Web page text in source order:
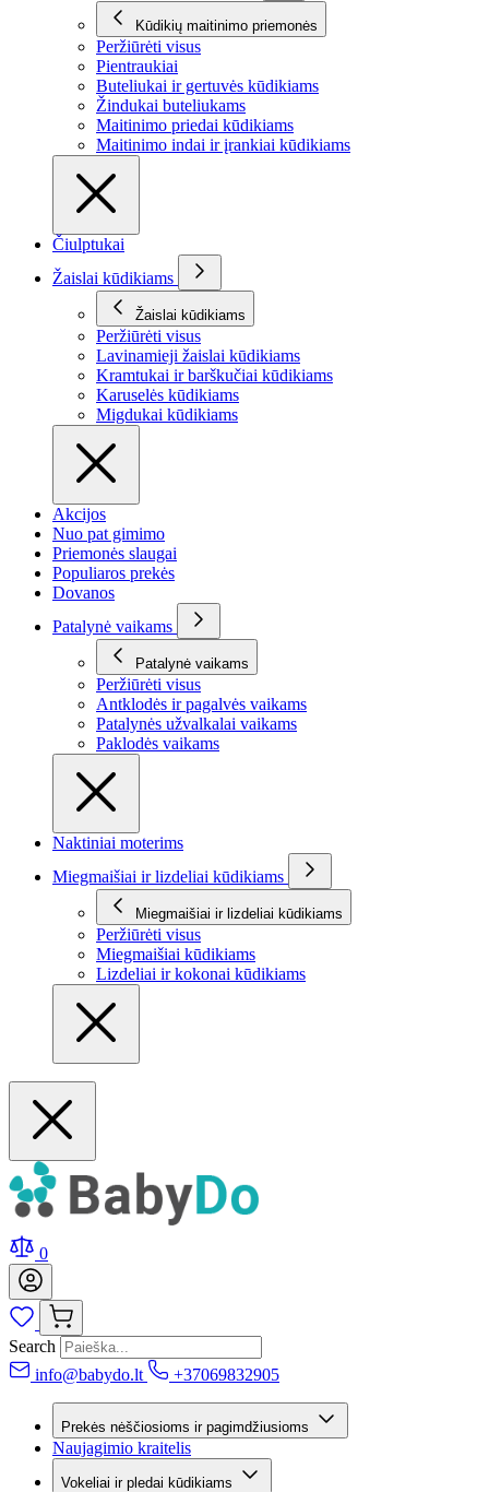
Kūdikių maitinimo priemonės
Peržiūrėti visus
Pientraukiai
Buteliukai ir gertuvės kūdikiams
Žindukai buteliukams
Maitinimo priedai kūdikiams
Maitinimo indai ir įrankiai kūdikiams
Čiulptukai
Žaislai kūdikiams
Žaislai kūdikiams
Peržiūrėti visus
Lavinamieji žaislai kūdikiams
Kramtukai ir barškučiai kūdikiams
Karuselės kūdikiams
Migdukai kūdikiams
Akcijos
Nuo pat gimimo
Priemonės slaugai
Populiaros prekės
Dovanos
Patalynė vaikams
Patalynė vaikams
Peržiūrėti visus
Antklodės ir pagalvės vaikams
Patalynės užvalkalai vaikams
Paklodės vaikams
Naktiniai moterims
Miegmaišiai ir lizdeliai kūdikiams
Miegmaišiai ir lizdeliai kūdikiams
Peržiūrėti visus
Miegmaišiai kūdikiams
Lizdeliai ir kokonai kūdikiams
0
Search
info@babydo.lt
+37069832905
Prekės nėščiosioms ir pagimdžiusioms
Naujagimio kraitelis
Vokeliai ir pledai kūdikiams